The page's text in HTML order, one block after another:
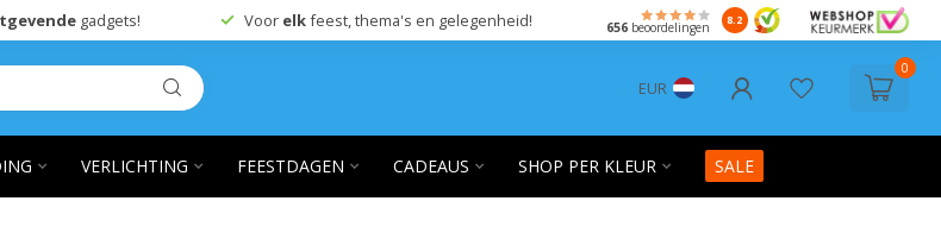
gadgets! Voor elkfeest, thema's en gelegenheid! 656beoordelingen 8.2
EUR
0
VERLICHTING FEESTDAGEN CADEAUS SHOP PER KLEUR SALE